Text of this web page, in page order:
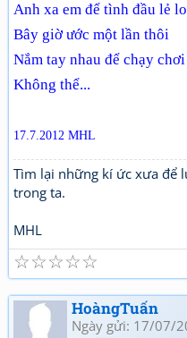
Anh xa em để tình đầu lẻ
Bây giờ ước một lần thôi
Nắm tay nhau để chạy chơi
Không thể...
17.7.2012 MHL
Tìm lại những kí ức xưa để
trong ta.
MHL
☆
☆
☆
☆
☆
HoàngTuấn
Ngày gửi: 17/07/